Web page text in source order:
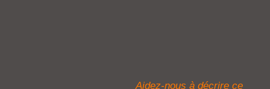
Aidez-nous à décrire ce